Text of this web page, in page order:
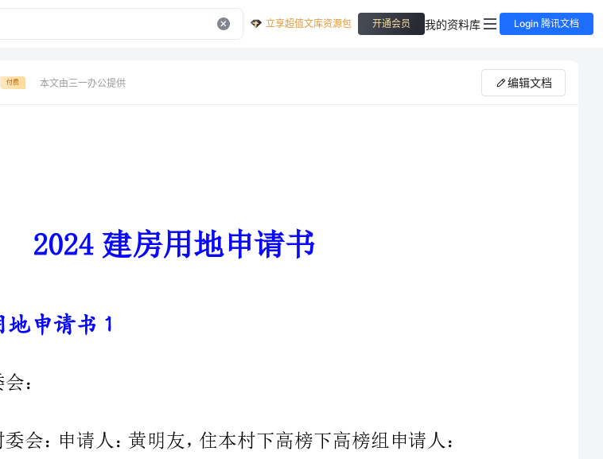
立享超值文库资源包 开通会员 我的资料库 Login 腾讯文档
付费 本文由三一办公提供 编辑文档
人，现有住房二间因人口多，居住面积小而无法居住。现特申请建房，